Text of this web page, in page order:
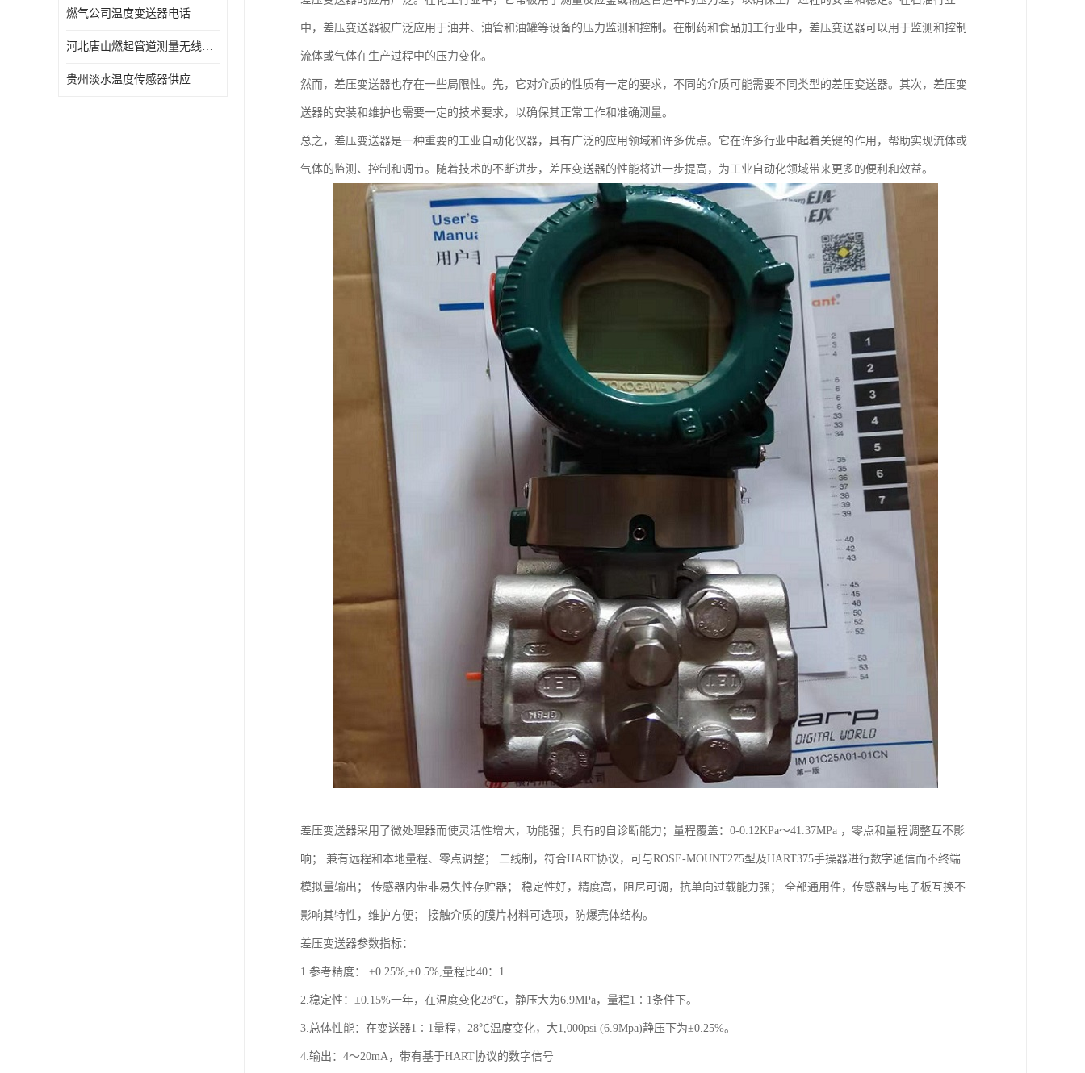
燃气公司温度变送器电话
河北唐山燃起管道测量无线压力变送器型号 性能稳定
贵州淡水温度传感器供应
中，差压变送器被广泛应用于油井、油管和油罐等设备的压力监测和控制。在制药和食品加工行业中，差压变送器可以用于监测和控制
流体或气体在生产过程中的压力变化。
然而，差压变送器也存在一些局限性。先，它对介质的性质有一定的要求，不同的介质可能需要不同类型的差压变送器。其次，差压变
送器的安装和维护也需要一定的技术要求，以确保其正常工作和准确测量。
总之，差压变送器是一种重要的工业自动化仪器，具有广泛的应用领域和许多优点。它在许多行业中起着关键的作用，帮助实现流体或
气体的监测、控制和调节。随着技术的不断进步，差压变送器的性能将进一步提高，为工业自动化领域带来更多的便利和效益。
差压变送器采用了微处理器而使灵活性增大，功能强；具有的自诊断能力；量程覆盖：0-0.12KPa～41.37MPa ，零点和量程调整互不影
响； 兼有远程和本地量程、零点调整； 二线制，符合HART协议，可与ROSE-MOUNT275型及HART375手操器进行数字通信而不终端
模拟量输出； 传感器内带非易失性存贮器； 稳定性好，精度高，阻尼可调，抗单向过载能力强； 全部通用件，传感器与电子板互换不
影响其特性，维护方便； 接触介质的膜片材料可选项，防爆壳体结构。
差压变送器参数指标：
1.参考精度： ±0.25%,±0.5%,量程比40：1
2.稳定性：±0.15%一年，在温度变化28℃，静压大为6.9MPa，量程1∶1条件下。
3.总体性能：在变送器1∶1量程，28℃温度变化，大1,000psi (6.9Mpa)静压下为±0.25%。
4.输出：4～20mA，带有基于HART协议的数字信号